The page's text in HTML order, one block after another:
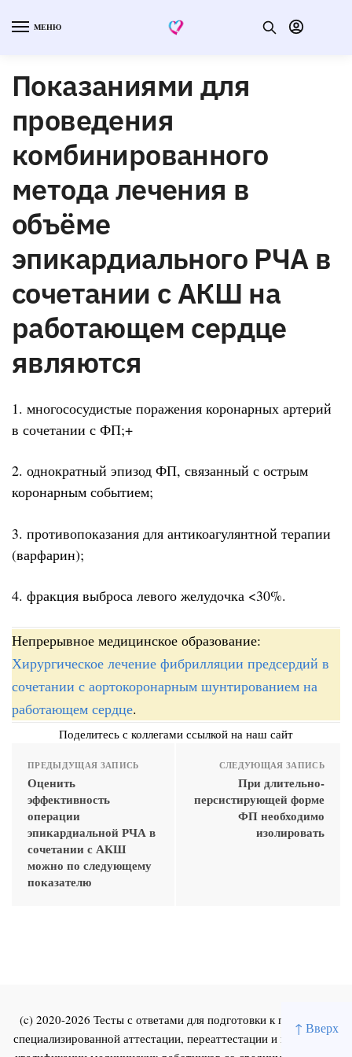
↑ Вверх
МЕНЮ
Показаниями для
проведения
комбинированного
метода лечения в
объёме
эпикардиального РЧА в
сочетании с АКШ на
работающем сердце
являются
1. многососудистые поражения коронарных артерий
в сочетании с ФП;+
2. однократный эпизод ФП, связанный с острым
коронарным событием;
3. противопоказания для антикоагулянтной терапии
(варфарин);
4. фракция выброса левого желудочка <30%.
Непрерывное медицинское образование:
Хирургическое лечение фибрилляции предсердий в
сочетании с аортокоронарным шунтированием на
работающем сердце.
Поделитесь с коллегами ссылкой на наш сайт
ПРЕДЫДУЩАЯ ЗАПИСЬ
Оценить
эффективность
операции
эпикардиальной РЧА в
сочетании с АКШ
можно по следующему
показателю
СЛЕДУЮЩАЯ ЗАПИСЬ
При длительно-
персистирующей форме
ФП необходимо
изолировать
(c) 2020-2026 Тесты с ответами для подготовки к первичной
специализированной аттестации, переаттестации и повышения